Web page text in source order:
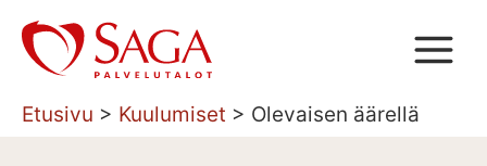
Siirry
sisältöön
Etusivu > Kuulumiset > Olevaisen äärellä